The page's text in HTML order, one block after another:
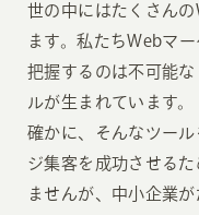
世の中にはたくさん
ます。私たちWebマ
把握するのは不可能
ルが生まれています。
確かに、そんなツー
ジ集客を成功させる
ませんが、中小企業